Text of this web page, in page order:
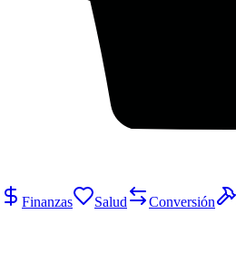
Finanzas Salud Conversión